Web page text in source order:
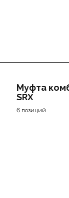
Муфта
SRX
6 позиций